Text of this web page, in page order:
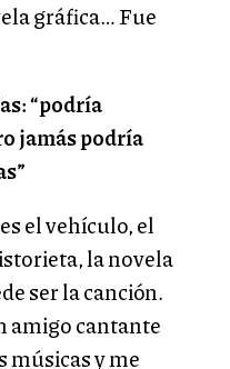
gráfica… Fue
“podría
jamás podría
el vehículo, el
la novela
ser la canción.
amigo cantante
músicas y me